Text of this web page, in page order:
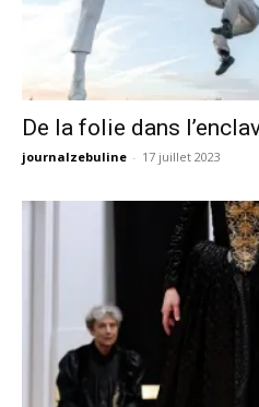
De la folie dans
journalzebuline - 17 juillet 2023